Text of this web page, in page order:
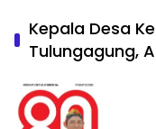
Kepala Desa
Tulungagung,